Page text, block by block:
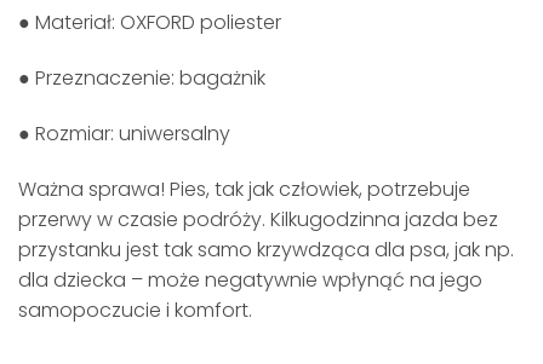
● Materiał: OXFORD poliester
● Przeznaczenie: bagażnik
● Rozmiar: uniwersalny
Ważna sprawa! Pies, tak jak człowiek, potrzebuje
przerwy w czasie podróży. Kilkugodzinna jazda bez
przystanku jest tak samo krzywdząca dla psa, jak np.
dla dziecka – może negatywnie wpłynąć na jego
samopoczucie i komfort.